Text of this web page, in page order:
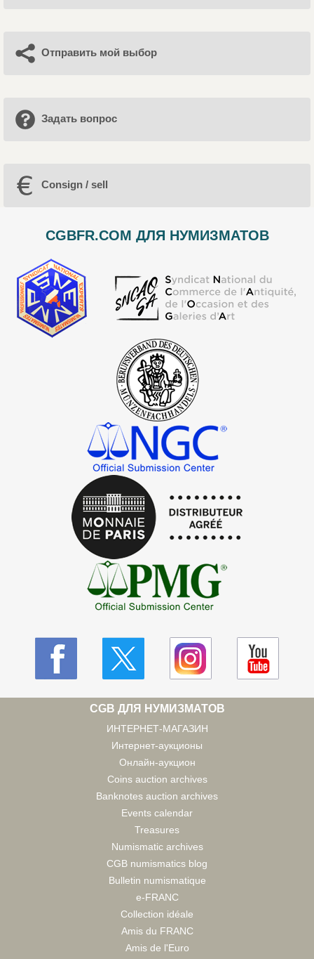
Отправить мой выбор
Задать вопрос
Consign / sell
CGBFR.COM ДЛЯ НУМИЗМАТОВ
CGB ДЛЯ НУМИЗМАТОВ
ИНТЕРНЕТ-МАГАЗИН
Интернет-аукционы
Онлайн-аукцион
Coins auction archives
Banknotes auction archives
Events calendar
Treasures
Numismatic archives
CGB numismatics blog
Bulletin numismatique
e-FRANC
Collection idéale
Amis du FRANC
Amis de l'Euro